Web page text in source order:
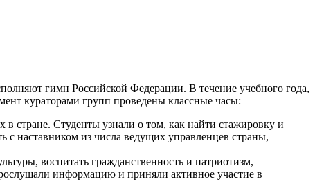
гимн Российской Федерации. В течение учебного года,
кураторами групп проведены классные часы:
стране. Студенты узнали о том, как найти стажировку и
с наставником из числа ведущих управленцев страны,
воспитать гражданственность и патриотизм,
информацию и приняли активное участие в